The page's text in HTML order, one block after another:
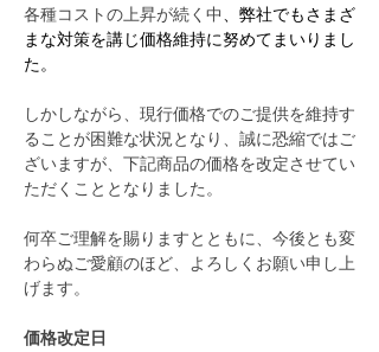
各種コストの上昇が続く中
弊社でもさまざ
まな対策を講じ価格維持に努めてまいりまし
た。
しかしながら、現行価格でのご提供を維持す
ることが困難な状況となり、誠に恐縮ではご
ざいますが、下記商品の価格を改定させてい
ただくこととなりました。
何卒ご理解を賜りますとともに、今後とも変
わらぬご愛顧のほど、よろしくお願い申し上
げます。
価格改定日